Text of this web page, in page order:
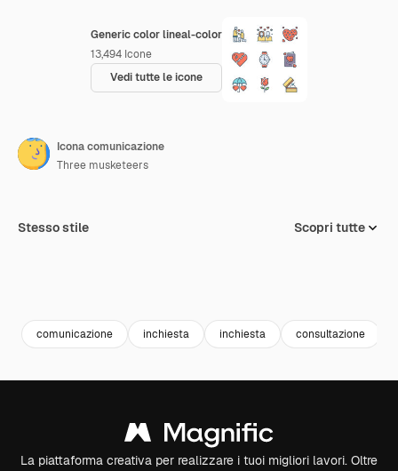
Generic color lineal-color
13,494 Icone
Vedi tutte le icone
Icona comunicazione
Three musketeers
Stesso stile Scopri tutte
comunicazione inchiesta inchiesta consultazione
La piattaforma creativa per realizzare i tuoi migliori lavori. Oltre